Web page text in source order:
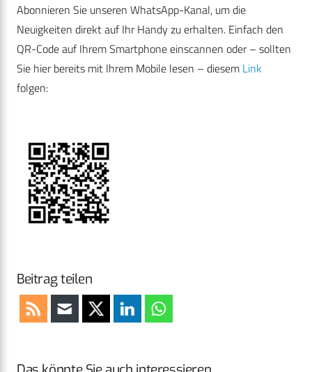
Abonnieren Sie unseren WhatsApp-Kanal, um die
Neuigkeiten direkt auf Ihr Handy zu erhalten. Einfach den
QR-Code auf Ihrem Smartphone einscannen oder – sollten
Sie hier bereits mit Ihrem Mobile lesen – diesem Link
folgen:
Beitrag teilen